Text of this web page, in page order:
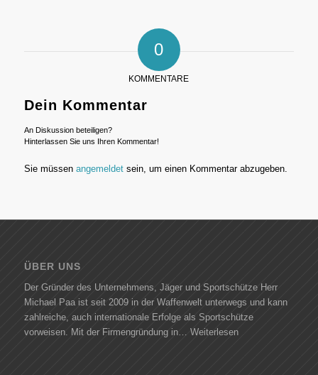
0
KOMMENTARE
Dein Kommentar
An Diskussion beteiligen?
Hinterlassen Sie uns Ihren Kommentar!
Sie müssen angemeldetsein, um einen Kommentar abzugeben.
ÜBER UNS
Der Gründer des Unternehmens, Jäger und Sportschütze Herr
Michael Paa ist seit 2009 in der Waffenwelt unterwegs und kann
zahlreiche, auch internationale Erfolge als Sportschütze
vorweisen. Mit der Firmengründung in… Weiterlesen